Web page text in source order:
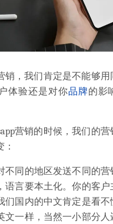
销，我们肯定是不能够用
体验还是对你品牌的影
营销的时候，我们的
不同的地区发送不同的
语言要本土化。你的客户
们国内的中文肯定是看
文一样，当然一小部分人